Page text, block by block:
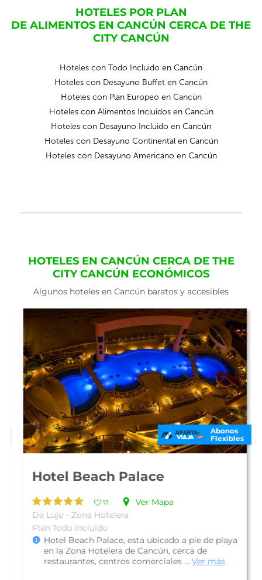
HOTELES POR PLAN
DE ALIMENTOS EN CANCÚN CERCA DE THE
CITY CANCÚN
Hoteles con Todo Incluido en Cancún
Hoteles con Desayuno Buffet en Cancún
Hoteles con Plan Europeo en Cancún
Hoteles con Alimentos Incluidos en Cancún
Hoteles con Desayuno Incluido en Cancún
Hoteles con Desayuno Continental en Cancún
Hoteles con Desayuno Americano en Cancún
HOTELES EN CANCÚN CERCA DE THE
CITY CANCÚN ECONÓMICOS
Algunos hoteles en Cancún baratos y accesibles
Abonos
Flexibles
Hotel Beach Palace
12
Ver Mapa
De Lujo - Zona Hotelera
Plan Todo Incluido
Hotel Beach Palace, esta ubicado a pie de playa
en la Zona Hotelera de Cancún, cerca de
restaurantes, centros comerciales ...Ver más